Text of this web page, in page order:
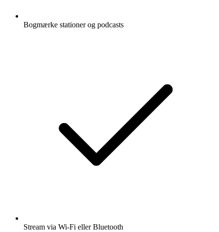
Bogmærke stationer og podcasts
Stream via Wi-Fi eller Bluetooth